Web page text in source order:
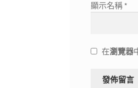
顯示名稱 *
在瀏覽器